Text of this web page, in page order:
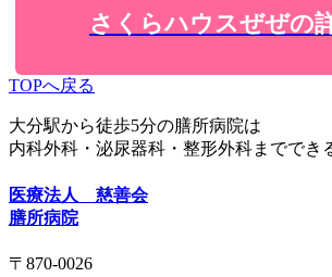
さくらハウスぜぜの
TOPへ戻る
大分駅から徒歩5分の膳所病院は
内科外科・泌尿器科・整形外科まででき
医療法人 慈善会
膳所病院
〒870-0026